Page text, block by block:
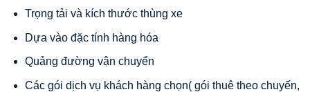
Trọng tải và kích thước thùng xe
Dựa vào đặc tính hàng hóa
Quảng đường vận chuyển
Các gói dịch vụ khách hàng chọn( gói thuê theo chuyến,